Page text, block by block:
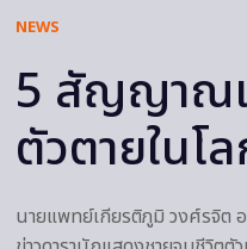
NEWS
5 สัญญาณเ
ตัวตายในโ
นายแพทย์เกียรติภูมิ วงศ์รจิต